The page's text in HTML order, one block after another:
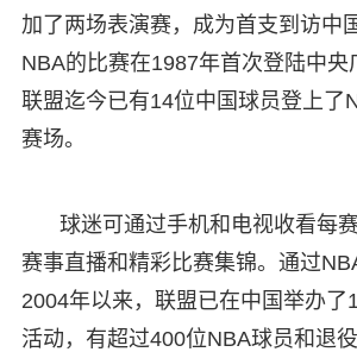
加了两场表演赛，成为首支到访中
NBA的比赛在1987年首次登陆中央
联盟迄今已有14位中国球员登上了
赛场。
球迷可通过手机和电视收看每
赛事直播和精彩比赛集锦。通过
2004年以来，联盟已在中国举办了
活动，有超过400位NBA球员和退